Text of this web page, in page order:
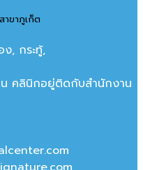
ขาภูเก็ต
, กระทู้,
คลินิกอยู่ติดกับสำนักงาน